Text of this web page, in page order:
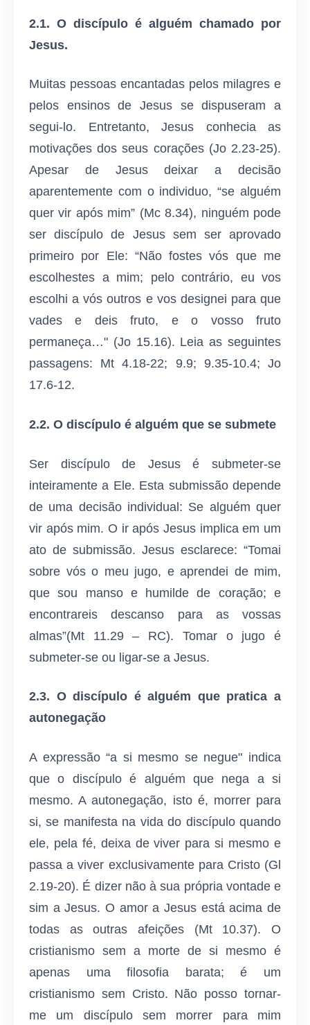
2.1. O discípulo é alguém chamado por
Jesus.
Muitas pessoas encantadas pelos milagres e
pelos ensinos de Jesus se dispuseram a
segui-lo. Entretanto, Jesus conhecia as
motivações dos seus corações (Jo 2.23-25).
Apesar de Jesus deixar a decisão
aparentemente com o individuo, “se alguém
quer vir após mim” (Mc 8.34), ninguém pode
ser discípulo de Jesus sem ser aprovado
primeiro por Ele: “Não fostes vós que me
escolhestes a mim; pelo contrário, eu vos
escolhi a vós outros e vos designei para que
vades e deis fruto, e o vosso fruto
permaneça…" (Jo 15.16). Leia as seguintes
passagens: Mt 4.18-22; 9.9; 9.35-10.4; Jo
17.6-12.
2.2. O discípulo é alguém que se submete
Ser discípulo de Jesus é submeter-se
inteiramente a Ele. Esta submissão depende
de uma decisão individual: Se alguém quer
vir após mim. O ir após Jesus implica em um
ato de submissão. Jesus esclarece: “Tomai
sobre vós o meu jugo, e aprendei de mim,
que sou manso e humilde de coração; e
encontrareis descanso para as vossas
almas”(Mt 11.29 – RC). Tomar o jugo é
submeter-se ou ligar-se a Jesus.
2.3. O discípulo é alguém que pratica a
autonegação
A expressão “a si mesmo se negue" indica
que o discípulo é alguém que nega a si
mesmo. A autonegação, isto é, morrer para
si, se manifesta na vida do discípulo quando
ele, pela fé, deixa de viver para si mesmo e
passa a viver exclusivamente para Cristo (Gl
2.19-20). É dizer não à sua própria vontade e
sim a Jesus. O amor a Jesus está acima de
todas as outras afeições (Mt 10.37). O
cristianismo sem a morte de si mesmo é
apenas uma filosofia barata; é um
cristianismo sem Cristo. Não posso tornar-
me um discípulo sem morrer para mim